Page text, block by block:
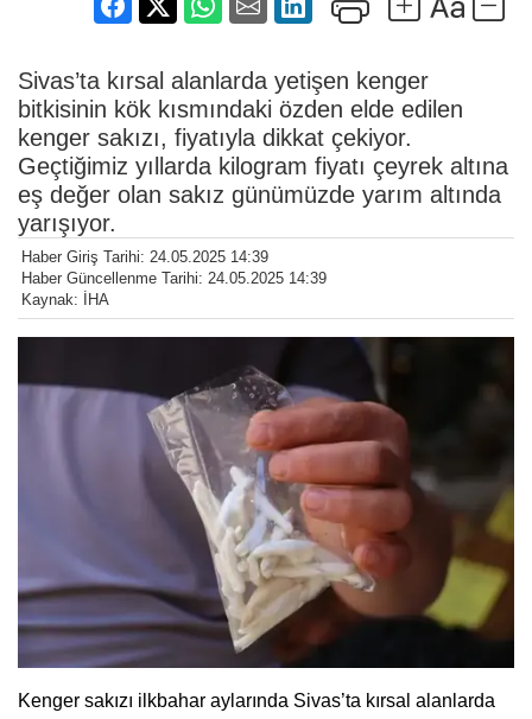
Sivas’ta kırsal alanlarda yetişen kenger
bitkisinin kök kısmındaki özden elde edilen
kenger sakızı, fiyatıyla dikkat çekiyor.
Geçtiğimiz yıllarda kilogram fiyatı çeyrek altına
eş değer olan sakız günümüzde yarım altında
yarışıyor.
Haber Giriş Tarihi: 24.05.2025 14:39
Haber Güncellenme Tarihi: 24.05.2025 14:39
Kaynak: İHA
Kenger sakızı ilkbahar aylarında Sivas’ta kırsal alanlarda